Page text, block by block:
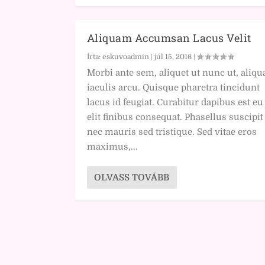
Aliquam Accumsan Lacus Velit
Írta: eskuvoadmin | júl 15, 2016|
Morbi ante sem, aliquet ut nunc ut,
iaculis arcu. Quisque pharetra tincidunt
lacus id feugiat. Curabitur dapibus est eu
elit finibus consequat. Phasellus suscipit
nec mauris sed tristique. Sed vitae eros
maximus,...
OLVASS TOVÁBB